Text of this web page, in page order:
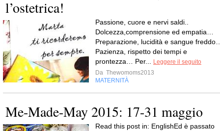
l’ostetrica!
Passione, cuore e nervi saldi..
Dolcezza,comprensione ed empatia…
Preparazione, lucidità e sangue
Pazienza, rispetto dei tempi e
prontezza… Per...
Leggere il seguito
Da Thewomoms2013
MATERNITÀ
Me-Made-May 2015: 17-31 maggio
Read this post in: EnglishEd è passato